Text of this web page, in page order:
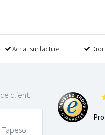
Achat sur facture
client.